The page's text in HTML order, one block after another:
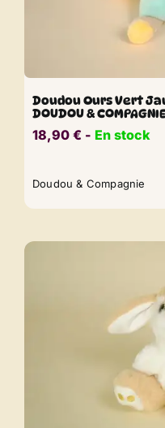
Doudou Ours Vert
DOUDOU &
18,90 € ​​ - En stock
Doudou & Compagnie